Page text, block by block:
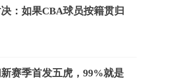
：如果CBA球员按籍贯归
赛季首发五虎，99%就是